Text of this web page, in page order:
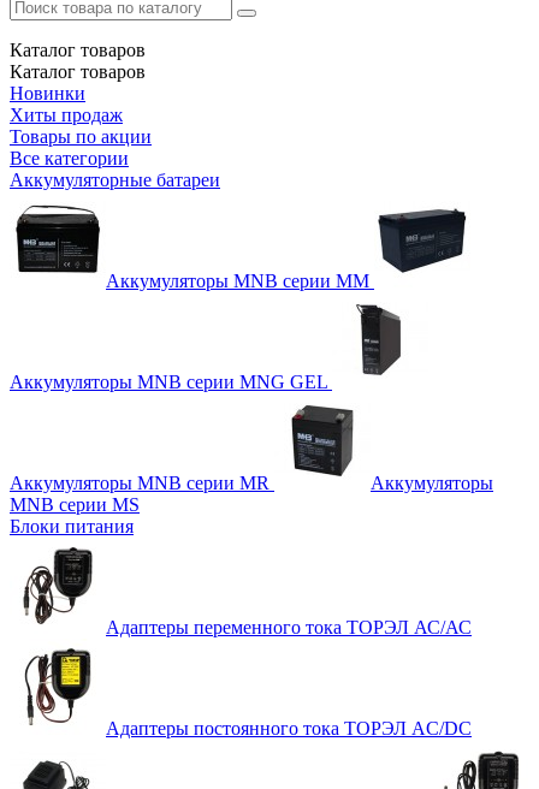
Каталог товаров
Каталог товаров
Новинки
Хиты продаж
Товары по акции
Все категории
Аккумуляторные батареи
Аккумуляторы MNB серии MM
Аккумуляторы MNB серии MNG GEL
Аккумуляторы MNB серии MR
Аккумуляторы
MNB серии MS
Блоки питания
Адаптеры переменного тока ТОРЭЛ АС/АС
Адаптеры постоянного тока ТОРЭЛ AC/DC